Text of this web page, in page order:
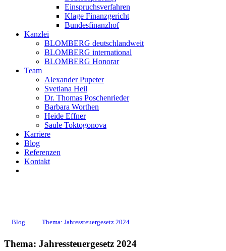
Einspruchsverfahren
Klage Finanzgericht
Bundesfinanzhof
Kanzlei
BLOMBERG deutschlandweit
BLOMBERG international
BLOMBERG Honorar
Team
Alexander Pupeter
Svetlana Heil
Dr. Thomas Poschenrieder
Barbara Worthen
Heide Effner
Saule Toktogonova
Karriere
Blog
Referenzen
Kontakt
Blog Thema: Jahressteuergesetz 2024
Thema: Jahressteuergesetz 2024